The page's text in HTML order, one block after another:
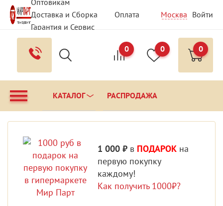
Оптовикам
Доставка и Сборка
Оплата
Гарантия и Сервис
Вопрос - Ответ
Контакты
Москва Войти
0 0 0
КАТАЛОГ РАСПРОДАЖА
1 000 ₽ в ПОДАРОК на
первую покупку
каждому!
Как получить 1000₽?